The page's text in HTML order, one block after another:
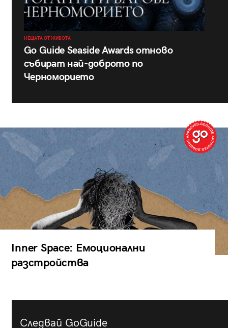
НЕЩАТА ОТ ЖИВОТА
Go Guide Seaside Awards отново
събират най-доброто по
Черноморието
Inner Space: Емоционални
разстройства
Следвай GoGuide